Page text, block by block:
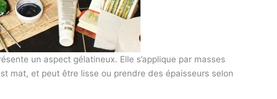
un aspect gélatineux. Elle s’applique par masses
mat, et peut être lisse ou prendre des épaisseurs selon